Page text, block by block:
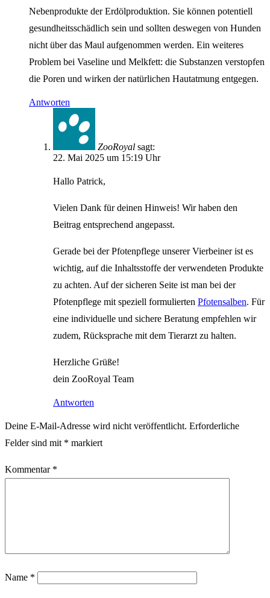
Nebenprodukte der Erdölproduktion. Sie können potentiell
gesundheitsschädlich sein und sollten deswegen von Hunden
nicht über das Maul aufgenommen werden. Ein weiteres
Problem bei Vaseline und Melkfett: die Substanzen verstopfen
die Poren und wirken der natürlichen Hautatmung entgegen.
Antworten
ZooRoyal sagt:
22. Mai 2025 um 15:19 Uhr
Hallo Patrick,
Vielen Dank für deinen Hinweis! Wir haben den
Beitrag entsprechend angepasst.
Gerade bei der Pfotenpflege unserer Vierbeiner ist es
wichtig, auf die Inhaltsstoffe der verwendeten Produkte
zu achten. Auf der sicheren Seite ist man bei der
Pfotenpflege mit speziell formulierten Pfotensalben. Für
eine individuelle und sichere Beratung empfehlen wir
zudem, Rücksprache mit dem Tierarzt zu halten.
Herzliche Grüße!
dein ZooRoyal Team
Antworten
Deine E-Mail-Adresse wird nicht veröffentlicht. Erforderliche
Felder sind mit * markiert
Kommentar *
Name *